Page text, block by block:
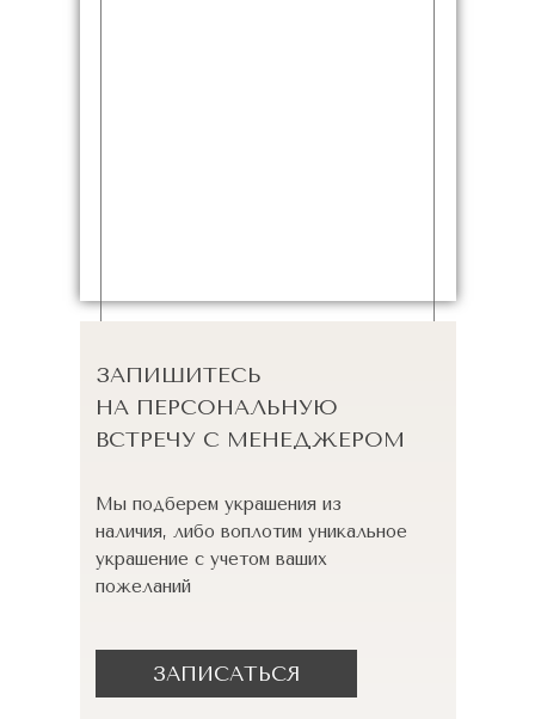
ЗАПИШИТЕСЬ
НА ПЕРСОНАЛЬНУЮ
ВСТРЕЧУ С МЕНЕДЖЕРОМ
Мы подберем украшения из
наличия, либо воплотим уникальное
украшение с учетом ваших
пожеланий
ЗАПИСАТЬСЯ